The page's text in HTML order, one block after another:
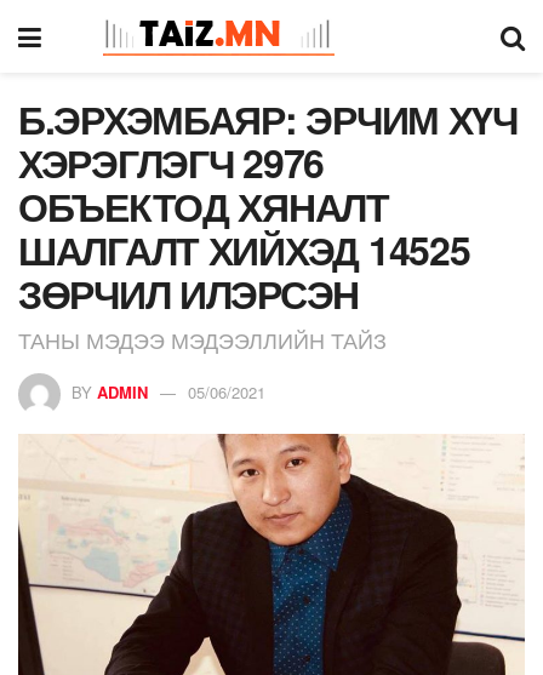
Б.ЭРХЭМБАЯР: ЭРЧИМ ХҮЧ
ХЭРЭГЛЭГЧ 2976
ОБЪЕКТОД ХЯНАЛТ
ШАЛГАЛТ ХИЙХЭД 14525
ЗӨРЧИЛ ИЛЭРСЭН
ТАНЫ МЭДЭЭ МЭДЭЭЛЛИЙН ТАЙЗ
BY ADMIN 05/06/2021